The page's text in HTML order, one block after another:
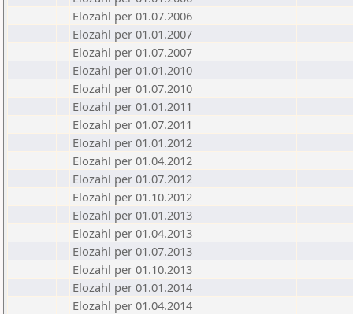
Elozahl per 01.07.2006
Elozahl per 01.01.2007
Elozahl per 01.07.2007
Elozahl per 01.01.2010
Elozahl per 01.07.2010
Elozahl per 01.01.2011
Elozahl per 01.07.2011
Elozahl per 01.01.2012
Elozahl per 01.04.2012
Elozahl per 01.07.2012
Elozahl per 01.10.2012
Elozahl per 01.01.2013
Elozahl per 01.04.2013
Elozahl per 01.07.2013
Elozahl per 01.10.2013
Elozahl per 01.01.2014
Elozahl per 01.04.2014